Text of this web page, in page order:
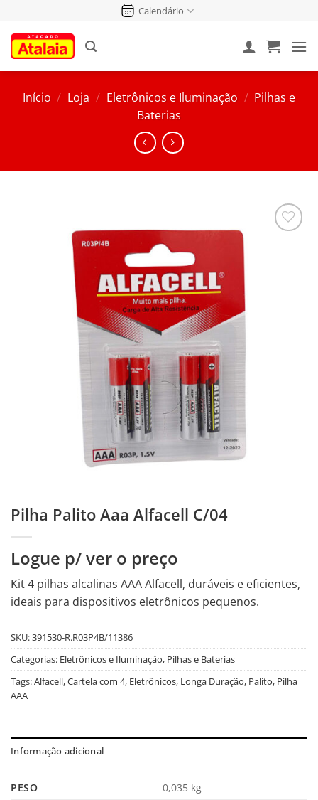
conteúdo
Calendário
Início / Loja / Eletrônicos e Iluminação / Pilhas e
Baterias
Pilha Palito Aaa Alfacell C/04
Logue p/ ver o preço
Kit 4 pilhas alcalinas AAA Alfacell, duráveis e eficientes,
ideais para dispositivos eletrônicos pequenos.
SKU:391530-R.R03P4B/11386
Categorias: Eletrônicos e Iluminação, Pilhas e Baterias
Tags:Alfacell,Cartela com 4, Eletrônicos, Longa Duração, Palito, Pilha
AAA
Informação adicional
PESO
0,035 kg